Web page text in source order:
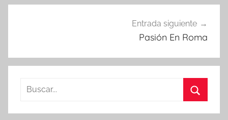
Entrada siguiente
Pasión En Roma
Buscar: